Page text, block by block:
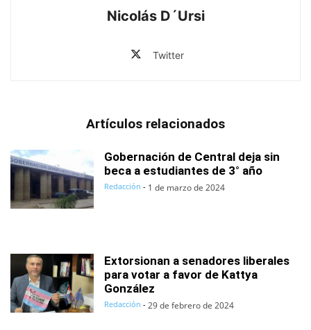
Nicolás D´Ursi
Twitter
Artículos relacionados
Gobernación de Central deja sin
beca a estudiantes de 3° año
Redacción - 1 de marzo de 2024
Extorsionan a senadores liberales
para votar a favor de Kattya
González
Redacción - 29 de febrero de 2024